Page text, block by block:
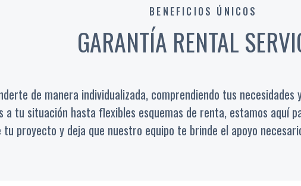
BENEFICIOS ÚNICOS
GARANTÍA RENTAL
de manera individualizada, comprendiendo tus
a tu situación hasta flexibles esquemas de renta, estamos aquí
tu proyecto y deja que nuestro equipo te brinde el apoyo